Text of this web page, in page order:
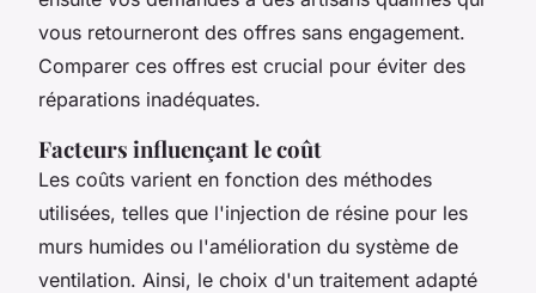
vous retourneront des offres sans engagement.
Comparer ces offres est crucial pour éviter des
réparations inadéquates.
Facteurs influençant le coût
Les coûts varient en fonction des méthodes
utilisées, telles que l'injection de résine pour les
murs humides ou l'amélioration du système de
ventilation. Ainsi, le choix d'un traitement adapté